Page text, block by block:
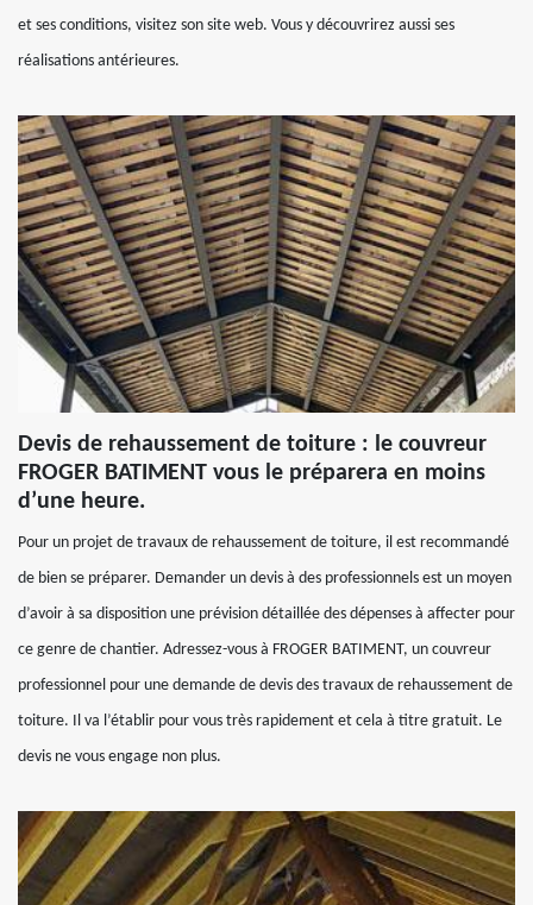
et ses conditions, visitez son site web. Vous y découvrirez aussi ses
réalisations antérieures.
Devis de rehaussement de toiture : le couvreur
FROGER BATIMENT vous le préparera en moins
d’une heure.
Pour un projet de travaux de rehaussement de toiture, il est recommandé
de bien se préparer. Demander un devis à des professionnels est un moyen
d’avoir à sa disposition une prévision détaillée des dépenses à affecter pour
ce genre de chantier. Adressez-vous à FROGER BATIMENT, un couvreur
professionnel pour une demande de devis des travaux de rehaussement de
toiture. Il va l’établir pour vous très rapidement et cela à titre gratuit. Le
devis ne vous engage non plus.